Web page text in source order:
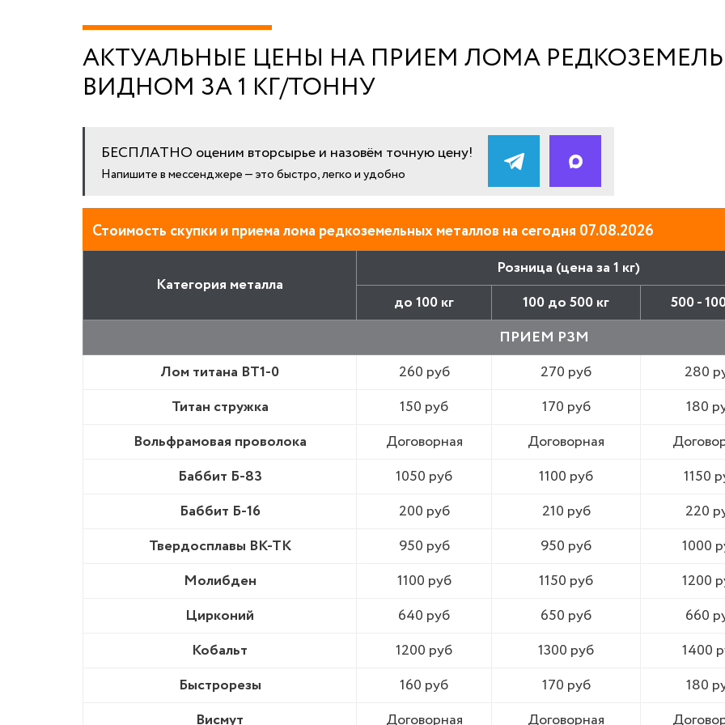
АКТУАЛЬНЫЕ ЦЕНЫ НА ПРИЕМ ЛОМА
ВИДНОМ ЗА 1 КГ/ТОННУ
БЕСПЛАТНО оценим вторсырье и назовём точную цену!
Напишите в мессенджере — это быстро, легко и удобно
Стоимость скупки и приема лома редкоземельных металлов на сегодня 07.08.2026
Категория металла
Розница (цена за 1 кг)
до 100 кг
100 до 500 кг
500 -
ПРИЕМ РЗМ
Лом титана BT1-0
260 руб 270 руб
280
Титан стружка
150 руб 170 руб
180
Вольфрамовая проволока
Договорная Договорная
Баббит Б-83
1050 руб 1100 руб
1150
Баббит Б-16
200 руб 210 руб
220
Твердосплавы ВК-ТК
950 руб 950 руб
1000
Молибден
1100 руб 1150 руб
1200
Цирконий
640 руб 650 руб
660
Кобальт
1200 руб 1300 руб
1400
Быстрорезы
160 руб 170 руб
180
Висмут
Договорная Договорная